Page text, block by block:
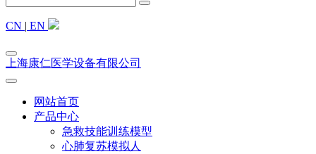
CN | EN
上海康仁医学设备有限公司
网站首页
产品中心
急救技能训练模型
心肺复苏模拟人